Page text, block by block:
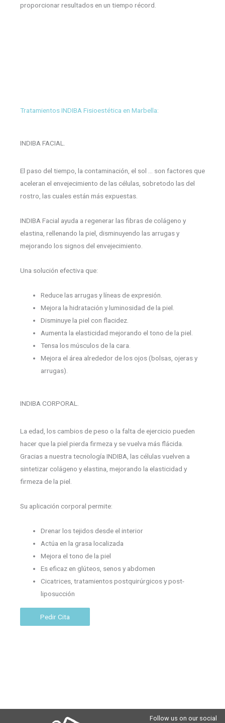
proporcionar resultados en un tiempo récord.
Tratamientos INDIBA Fisioestética en Marbella:
INDIBA FACIAL.
El paso del tiempo, la contaminación, el sol … son factores que
aceleran el envejecimiento de las células, sobretodo las del
rostro, las cuales están más expuestas.
INDIBA Facial ayuda a regenerar las fibras de colágeno y
elastina, rellenando la piel, disminuyendo las arrugas y
mejorando los signos del envejecimiento.
Una solución efectiva que:
Reduce las arrugas y líneas de expresión.
Mejora la hidratación y luminosidad de la piel.
Disminuye la piel con flacidez.
Aumenta la elasticidad mejorando el tono de la piel.
Tensa los músculos de la cara.
Mejora el área alrededor de los ojos (bolsas, ojeras y
arrugas).
INDIBA CORPORAL.
La edad, los cambios de peso o la falta de ejercicio pueden
hacer que la piel pierda firmeza y se vuelva más flácida.
Gracias a nuestra tecnología INDIBA, las células vuelven a
sintetizar colágeno y elastina, mejorando la elasticidad y
firmeza de la piel.
Su aplicación corporal permite:
Drenar los tejidos desde el interior
Actúa en la grasa localizada
Mejora el tono de la piel
Es eficaz en glúteos, senos y abdomen
Cicatrices, tratamientos postquirúrgicos y post-
liposucción
Pedir Cita
Follow us on our social